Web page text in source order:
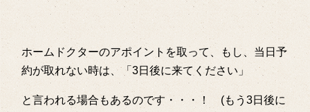
ホームドクターのアポイントを取って、もし、当日予
約が取れない時は、「3日後に来てください」
と言われる場合もあるのです・・・！ (もう3日後に